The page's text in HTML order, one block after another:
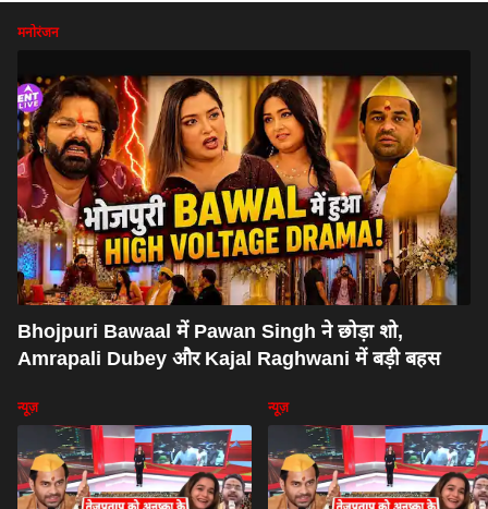
मनोरंजन
Bhojpuri Bawaal में Pawan Singh ने छोड़ा शो,
Amrapali Dubey और Kajal Raghwani में बड़ी बहस
न्यूज़ न्यूज़